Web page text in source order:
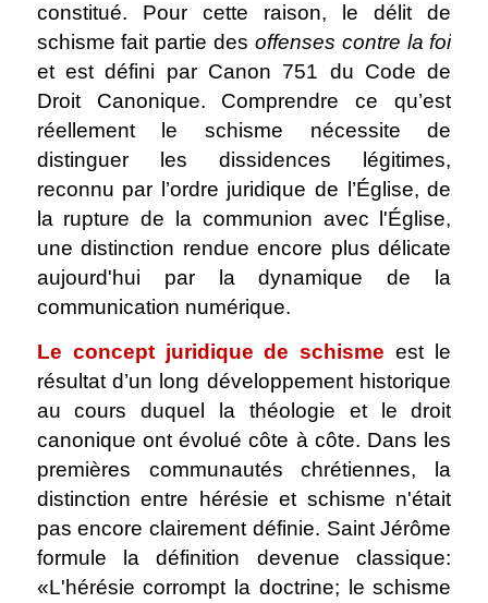
constitué. Pour cette raison, le délit de
schisme fait partie des offenses contre la foi
et est défini par Canon 751 du Code de
Droit Canonique. Comprendre ce qu’est
réellement le schisme nécessite de
distinguer les dissidences légitimes,
reconnu par l’ordre juridique de l’Église, de
la rupture de la communion avec l'Église,
une distinction rendue encore plus délicate
aujourd'hui par la dynamique de la
communication numérique.
Le concept juridique de schisme est le
résultat d’un long développement historique
au cours duquel la théologie et le droit
canonique ont évolué côte à côte. Dans les
premières communautés chrétiennes, la
distinction entre hérésie et schisme n'était
pas encore clairement définie. Saint Jérôme
formule la définition devenue classique:
«L'hérésie corrompt la doctrine; le schisme